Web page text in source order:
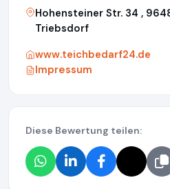
Hohensteiner Str. 34 ,
Triebsdorf
www.teichbedarf24.de
Impressum
Diese Bewertung teilen: